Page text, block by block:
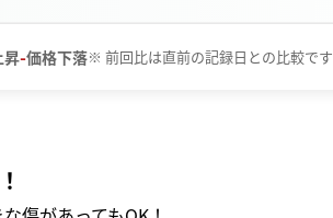
昇-価格下落※ 前回比は直前の記録日との比較です